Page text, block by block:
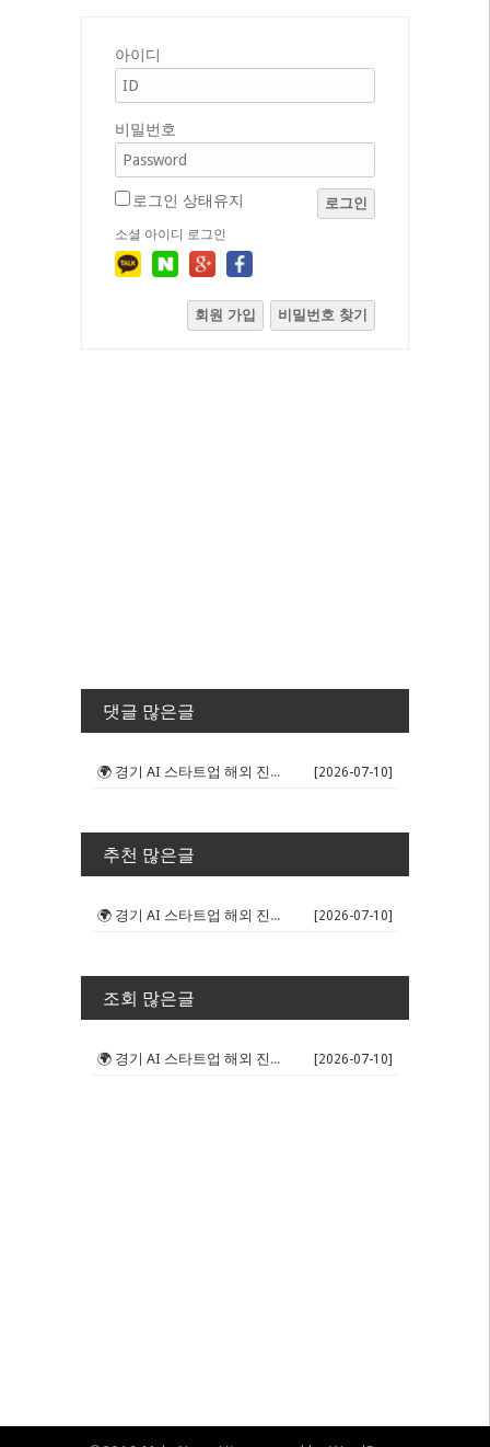
아이디
비밀번호
로그인 상태유지 로그인
소셜 아이디 로그인
회원 가입 비밀번호 찾기
댓글 많은글
🌍 경기 AI 스타트업 해외 진출 판... [2026-07-10]
추천 많은글
🌍 경기 AI 스타트업 해외 진출 판... [2026-07-10]
조회 많은글
🌍 경기 AI 스타트업 해외 진출 판... [2026-07-10]